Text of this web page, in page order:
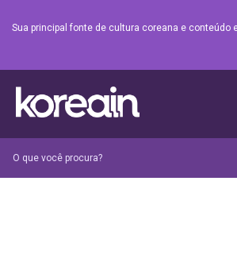
Sua principal fonte de cultura coreana e conteúdo